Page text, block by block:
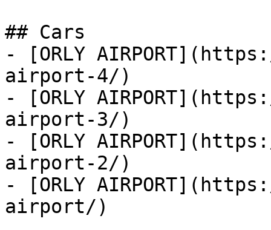
## Cars
- [ORLY
airport-4/)
- [ORLY
airport-3/)
- [ORLY
airport-2/)
- [ORLY
airport/)